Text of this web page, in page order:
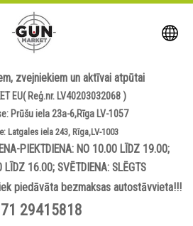
zvejniekiem un aktīvai atpūtai
EU( Reģ.nr. LV40203032068 )
Prūšu iela 23a-6,Rīga LV-1057
Latgales iela 243, Rīga,LV-1003
PIEKTDIENA: NO 10.00 LĪDZ 19.00;
LĪDZ 16.00; SVĒTDIENA: SLĒGTS
piedāvāta bezmaksas autostāvvieta!!!
29415818